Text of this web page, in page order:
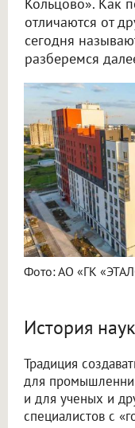
Кольцово». Как
отличаются от
сегодня
разберемся
Фото: АО «ГК
История
Традиция
для
и для ученых и
специалистов с